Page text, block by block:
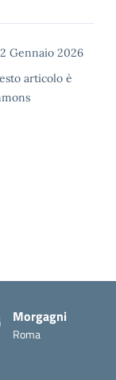
Gennaio 2026
articolo è
Morgagni
Roma